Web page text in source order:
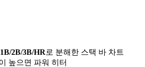
1B/2B/3B/HR로 분해한 스택 바 차트
높으면 파워 히터